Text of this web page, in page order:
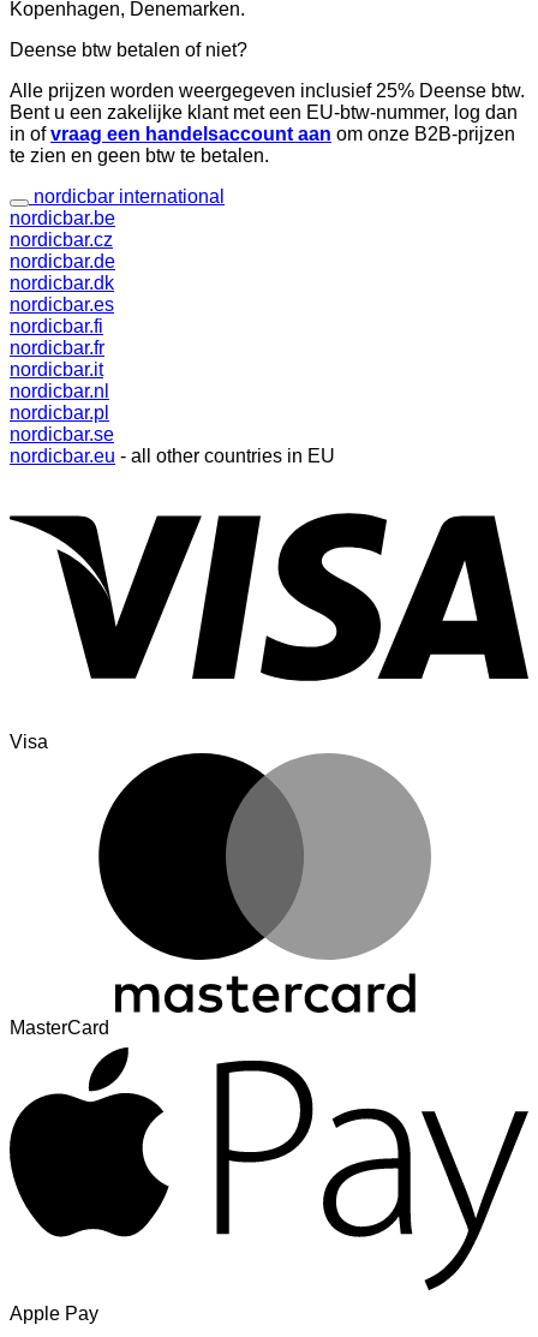
Kopenhagen, Denemarken.
Deense btw betalen of niet?
Alle prijzen worden weergegeven inclusief 25% Deense btw.
Bent u een zakelijke klant met een EU-btw-nummer, log dan
in ofvraag een handelsaccount aan om onze B2B-prijzen
te zien en geen btw te betalen.
nordicbar international
nordicbar.be
nordicbar.cz
nordicbar.de
nordicbar.dk
nordicbar.es
nordicbar.fi
nordicbar.fr
nordicbar.it
nordicbar.nl
nordicbar.pl
nordicbar.se
nordicbar.eu - all other countries in EU
Visa
MasterCard
Apple Pay